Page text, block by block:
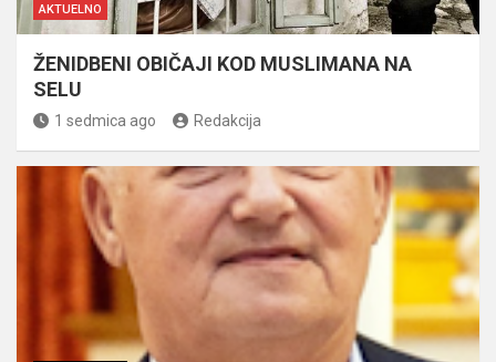
AKTUELNO
ŽENIDBENI OBIČAJI KOD MUSLIMANA NA
SELU
1 sedmica ago Redakcija